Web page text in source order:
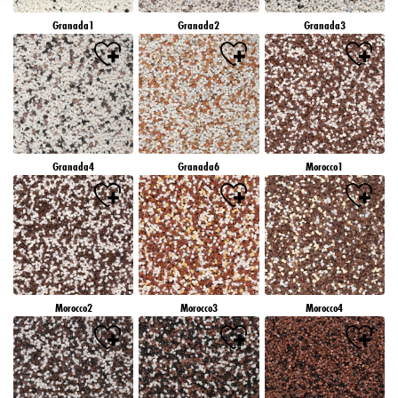
Granada1 Granada2 Granada3
Granada4 Granada6 Morocco1
Morocco2 Morocco3 Morocco4
záujmov), na tejto webovej lokalite a v iných médiách (tretích strán) prostredníctvom
zariadení, ktoré boli pridelené vám alebo vašej domácnosti, ako aj na meranie a
optimalizáciu úspešnosti reklamných kampaní..
Viac informácií o spracovaní vašich údajov nájdete v našom vyhlásení o ochrane
údajov, ktoré je uvedené v pätičke (časť "Cookies, pixely, odtlačky prstov a podobné
technológie"). Svoj súhlas môžete kedykoľvek odvolať s účinnosťou do budúcnosti
vypnutím súborov cookie na našej webovej stránke v časti "Nastavenia súborov cookie"
prepojenej v pätičke. Ďalšie informácie týkajúce sa súborov cookie používaných na tejto
webovej lokalite, najmä doby ich uchovávania, nájdete v podrobných informáciách o
jednotlivých súboroch cookie, ktoré sú k dispozícii po kliknutí na tlačidlo "upraviť"
nižšie".
Ak kliknete na "Upraviť", môžete nájsť viac informácií o spracovaní vašich
údajov/používaní súborov cookie a povoliť ich na jeden alebo viacero vyššie
uvedených účelov. Kliknutím na "Prijať všetko" súhlasíte s používaním súborov cookie,
ako aj so spracovaním vašich osobných údajov na všetky vyššie uvedené účely. Ak
kliknete na "Odmietnuť", budú sa používať len súbory cookie, ktoré sú technicky
nevyhnutné na poskytovanie tejto webovej stránky.